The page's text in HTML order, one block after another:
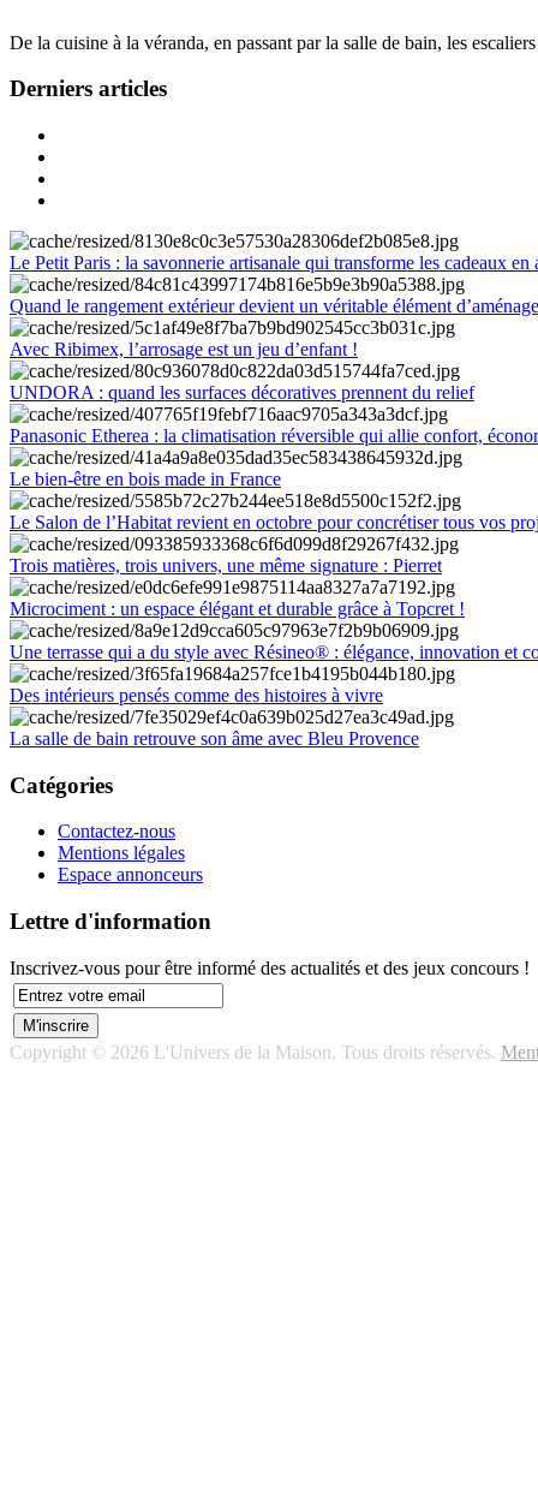
De la cuisine à la véranda, en passant par la salle de bain, les
Derniers articles
Le Petit Paris : la savonnerie artisanale qui transforme les cadeaux en
Quand le rangement extérieur devient un véritable élément
Avec Ribimex, l’arrosage est un jeu d’enfant !
UNDORA : quand les surfaces décoratives prennent du relief
Panasonic Etherea : la climatisation réversible qui allie confort,
Le bien-être en bois made in France
Le Salon de l’Habitat revient en octobre pour concrétiser tous vos
Trois matières, trois univers, une même signature : Pierret
Microciment : un espace élégant et durable grâce à Topcret !
Une terrasse qui a du style avec Résineo® : élégance, innovation et
Des intérieurs pensés comme des histoires à vivre
La salle de bain retrouve son âme avec Bleu Provence
Catégories
Contactez-nous
Mentions légales
Espace annonceurs
Lettre d'information
Inscrivez-vous pour être informé des actualités et des jeux concours !
Copyright © 2026 L'Univers de la Maison. Tous droits réservés.